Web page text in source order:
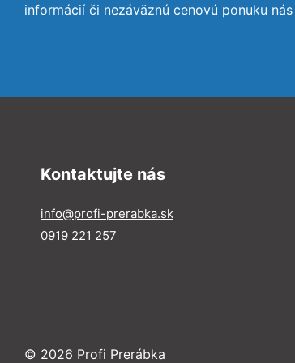
informácií či nezáväznú cenovú ponuku
Kontaktujte nás
info@profi-prerabka.sk
0919 221 257
© 2026 Profi Prerábka